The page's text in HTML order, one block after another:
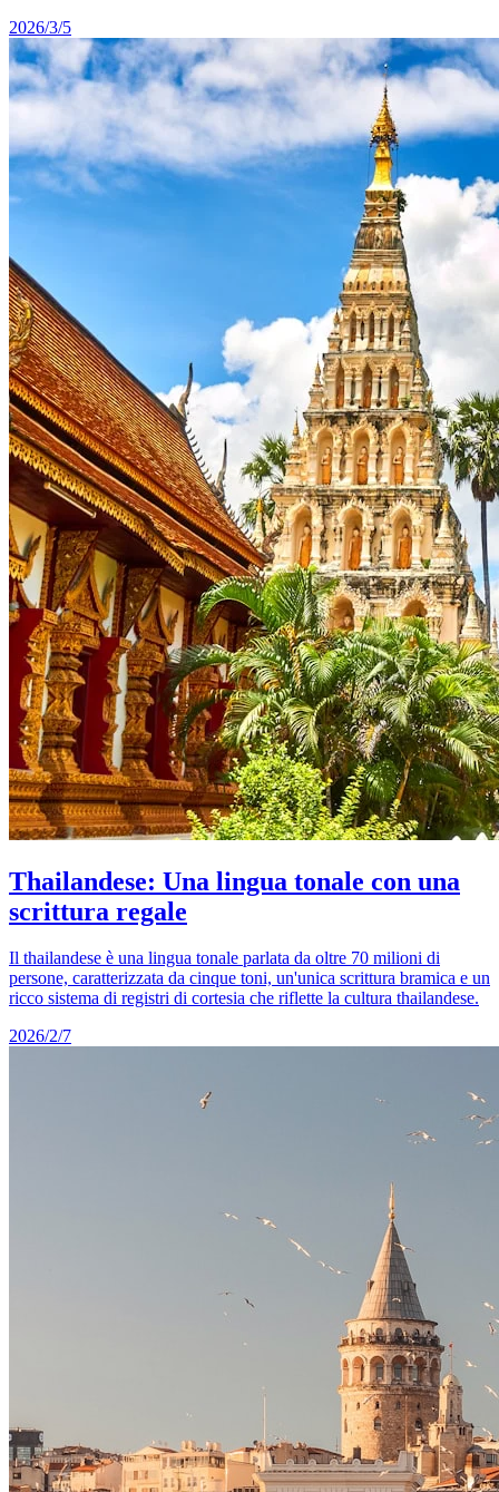
2026/3/5
Thailandese: Una lingua tonale con una
scrittura regale
Il thailandese è una lingua tonale parlata da oltre 70 milioni di
persone, caratterizzata da cinque toni, un'unica scrittura bramica e un
ricco sistema di registri di cortesia che riflette la cultura thailandese.
2026/2/7